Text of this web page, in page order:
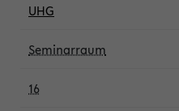
UHG
Seminarraum
16